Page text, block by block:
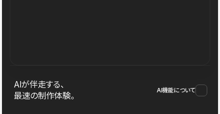
AIが伴走する、
最速の制作体験。
AI機能について